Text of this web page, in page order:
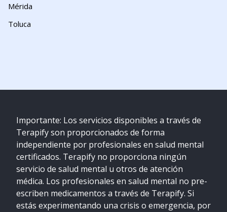
Mérida
Toluca
Importante: Los servicios disponibles a través de
Terapify son proporcionados de forma
independiente por profesionales en salud mental
certificados. Terapify no proporciona ningún
servicio de salud mental u otros de atención
médica. Los profesionales en salud mental no pre-
escriben medicamentos a través de Terapify. Si
estás experimentando una crisis o emergencia, por